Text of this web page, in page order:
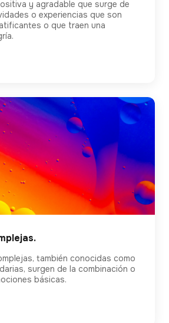
y agradable que surge de
o experiencias que son
o que traen una
también conocidas como
surgen de la combinación o
básicas.